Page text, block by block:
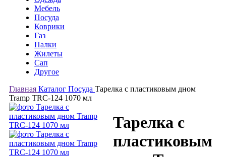
Мебель
Посуда
Коврики
Газ
Палки
Жилеты
Сап
Другое
Главная Каталог Посуда Тарелка с пластиковым дном
Tramp TRC-124 1070 мл
Тарелка с
пластиковым